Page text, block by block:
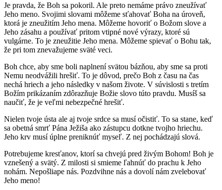
Je pravda, že Boh sa pokoril. Ale preto nemáme právo zneužívať
Jeho meno. Svojimi slovami môžeme sťahovať Boha na úroveň,
ktorá je zneužitím Jeho mena. Môžeme hovoriť o Božom slove a
Jeho zásahu a používať pritom vtipné nové výrazy, ktoré sú
vulgárne. To je zneužitie Jeho mena. Môžeme spievať o Bohu tak,
že pri tom znevažujeme sväté veci.
Boh chce, aby sme boli naplnení svätou bázňou, aby sme sa proti
Nemu neodvážili hrešiť. To je dôvod, prečo Boh z času na čas
nechá hriech a jeho následky v našom živote. V súvislosti s tretím
Božím prikázaním zdôrazňuje Božie slovo túto pravdu. Musíš sa
naučiť, že je veľmi nebezpečné hrešiť.
Nielen tvoje ústa ale aj tvoje srdce sa musí očistiť. To sa stane, keď
sa obetná smrť Pána Ježiša ako zástupcu dotkne tvojho hriechu.
Jeho krv musí úplne preniknúť myseľ. Z nej pochádzajú slová.
Potrebujeme kresťanov, ktorí sa chvejú pred živým Bohom! Boh je
vznešený a svätý. Z milosti si smieme ľahnúť do prachu k Jeho
nohám. Nepošliape nás. Pozdvihne nás a dovolí nám zvelebovať
Jeho meno!